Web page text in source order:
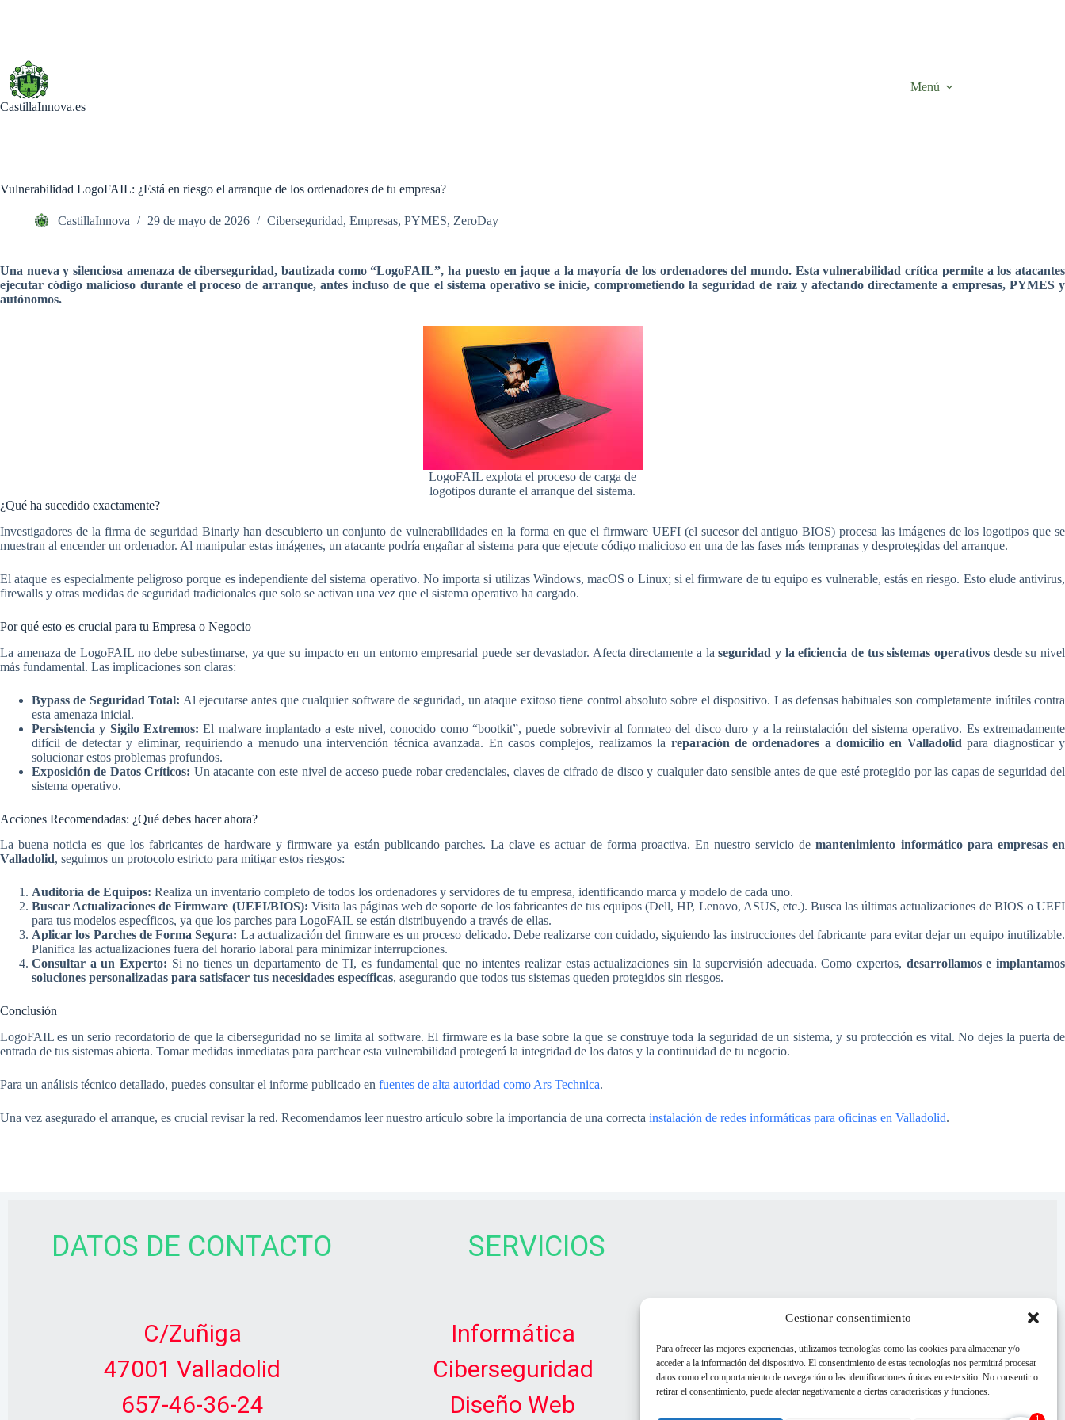
Gestionar consentimiento
Para ofrecer las mejores experiencias, utilizamos tecnologías como las cookies para almacenar y/o
acceder a la información del dispositivo. El consentimiento de estas tecnologías nos permitirá procesar
datos como el comportamiento de navegación o las identificaciones únicas en este sitio. No consentir o
retirar el consentimiento, puede afectar negativamente a ciertas características y funciones.
CastillaInnova.es
Menú
Vulnerabilidad LogoFAIL: ¿Está en riesgo el arranque de los ordenadores de tu empresa?
CastillaInnova 29 de mayo de 2026 Ciberseguridad, Empresas, PYMES, ZeroDay
Una nueva y silenciosa amenaza de ciberseguridad, bautizada como “LogoFAIL”, ha puesto en jaque a la mayoría de los ordenadores del mundo. Esta vulnerabilidad crítica permite a los atacantes
ejecutar código malicioso durante el proceso de arranque, antes incluso de que el sistema operativo se inicie, comprometiendo la seguridad de raíz y afectando directamente a empresas, PYMES y
autónomos.
LogoFAIL explota el proceso de carga de
logotipos durante el arranque del sistema.
¿Qué ha sucedido exactamente?
Investigadores de la firma de seguridad Binarly han descubierto un conjunto de vulnerabilidades en la forma en que el firmware UEFI (el sucesor del antiguo BIOS) procesa las imágenes de los logotipos que se
muestran al encender un ordenador. Al manipular estas imágenes, un atacante podría engañar al sistema para que ejecute código malicioso en una de las fases más tempranas y desprotegidas del arranque.
El ataque es especialmente peligroso porque es independiente del sistema operativo. No importa si utilizas Windows, macOS o Linux; si el firmware de tu equipo es vulnerable, estás en riesgo. Esto elude antivirus,
firewalls y otras medidas de seguridad tradicionales que solo se activan una vez que el sistema operativo ha cargado.
Por qué esto es crucial para tu Empresa o Negocio
La amenaza de LogoFAIL no debe subestimarse, ya que su impacto en un entorno empresarial puede ser devastador. Afecta directamente a laseguridad y la eficiencia de tus sistemas operativos desde su nivel
más fundamental. Las implicaciones son claras:
Bypass de Seguridad Total: Al ejecutarse antes que cualquier software de seguridad, un ataque exitoso tiene control absoluto sobre el dispositivo. Las defensas habituales son completamente inútiles contra
esta amenaza inicial.
Persistencia y Sigilo Extremos: El malware implantado a este nivel, conocido como “bootkit”, puede sobrevivir al formateo del disco duro y a la reinstalación del sistema operativo. Es extremadamente
difícil de detectar y eliminar, requiriendo a menudo una intervención técnica avanzada. En casos complejos, realizamos la reparación de ordenadores a domicilio en Valladolid para diagnosticar y
solucionar estos problemas profundos.
Exposición de Datos Críticos: Un atacante con este nivel de acceso puede robar credenciales, claves de cifrado de disco y cualquier dato sensible antes de que esté protegido por las capas de seguridad del
sistema operativo.
Acciones Recomendadas: ¿Qué debes hacer ahora?
La buena noticia es que los fabricantes de hardware y firmware ya están publicando parches. La clave es actuar de forma proactiva. En nuestro servicio demantenimiento informático para empresas en
Valladolid, seguimos un protocolo estricto para mitigar estos riesgos:
Auditoría de Equipos: Realiza un inventario completo de todos los ordenadores y servidores de tu empresa, identificando marca y modelo de cada uno.
Buscar Actualizaciones de Firmware (UEFI/BIOS): Visita las páginas web de soporte de los fabricantes de tus equipos (Dell, HP, Lenovo, ASUS, etc.). Busca las últimas actualizaciones de BIOS o UEFI
para tus modelos específicos, ya que los parches para LogoFAIL se están distribuyendo a través de ellas.
Aplicar los Parches de Forma Segura: La actualización del firmware es un proceso delicado. Debe realizarse con cuidado, siguiendo las instrucciones del fabricante para evitar dejar un equipo inutilizable.
Planifica las actualizaciones fuera del horario laboral para minimizar interrupciones.
Consultar a un Experto: Si no tienes un departamento de TI, es fundamental que no intentes realizar estas actualizaciones sin la supervisión adecuada. Como expertos, desarrollamos e implantamos
soluciones personalizadas para satisfacer tus necesidades específicas, asegurando que todos tus sistemas queden protegidos sin riesgos.
Conclusión
LogoFAIL es un serio recordatorio de que la ciberseguridad no se limita al software. El firmware es la base sobre la que se construye toda la seguridad de un sistema, y su protección es vital. No dejes la puerta de
entrada de tus sistemas abierta. Tomar medidas inmediatas para parchear esta vulnerabilidad protegerá la integridad de los datos y la continuidad de tu negocio.
Para un análisis técnico detallado, puedes consultar el informe publicado en fuentes de alta autoridad como Ars Technica.
Una vez asegurado el arranque, es crucial revisar la red. Recomendamos leer nuestro artículo sobre la importancia de una correcta instalación de redes informáticas para oficinas en Valladolid.
DATOS DE CONTACTO SERVICIOS
C/Zuñiga
47001 Valladolid
657-46-36-24
Informática
Ciberseguridad
Diseño Web